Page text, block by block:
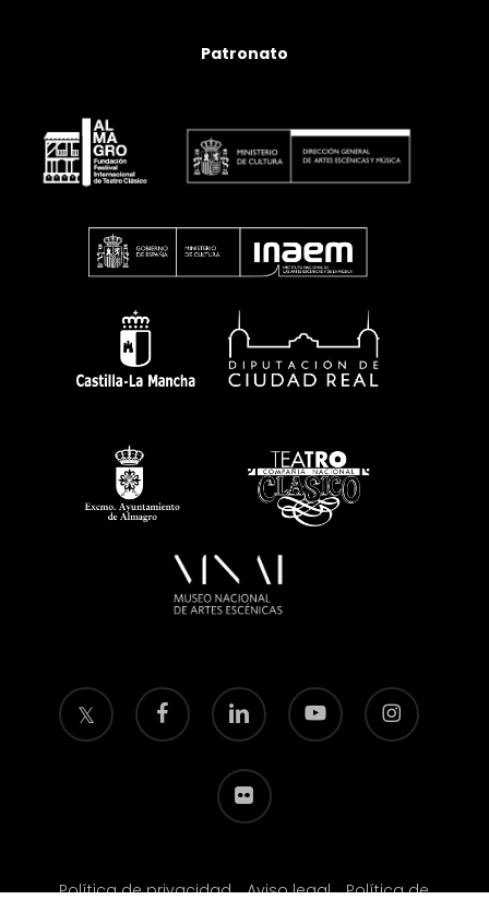
Patronato
twitter facebook linkedin youtube instagram
flickr
Política de privacidad Aviso legal Política de